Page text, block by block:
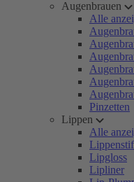
Augenbrauen
Alle
Pinzetten
Lippen
Alle
Lipgloss
Lipliner